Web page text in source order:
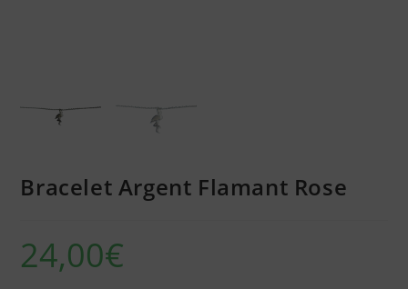
Bracelet Argent Flamant Rose
24,00€